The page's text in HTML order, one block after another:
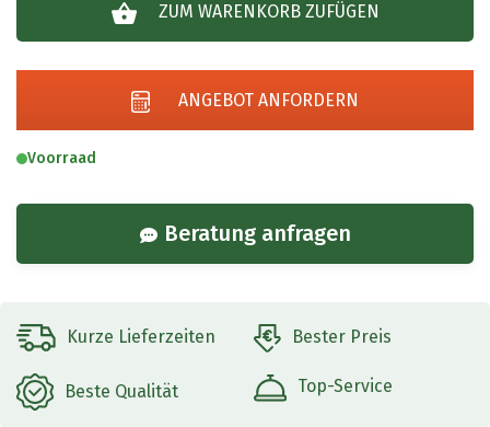
cm
ZUM WARENKORB ZUFÜGEN
ANGEBOT ANFORDERN
Voorraad
Beratung anfragen
Kurze Lieferzeiten
Beste Qualität
Bester Preis
Top-Service